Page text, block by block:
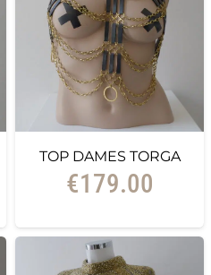
TOP DAMES TORGA
€179.00